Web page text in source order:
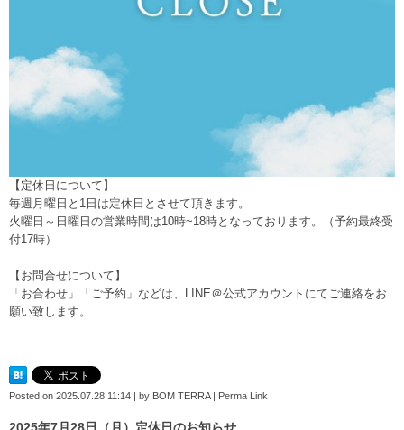
【定休日について】
毎週月曜日と1日は定休日とさせて頂きます。
火曜日～日曜日の営業時間は10時~18時となっております。（予約最終受
付17時）
【お問合せについて】
「お合わせ」「ご予約」などは、 LINE＠公式アカウント にてご連絡をお
願い致します。
Posted on 2025.07.28 11:14 | by BOM TERRA| Perma Link
2025年7月28日（月）定休日のお知らせ